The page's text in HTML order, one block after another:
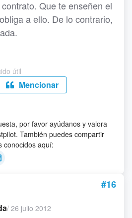
Que te enseñen el
a ello. De lo contrario,
útil
Mencionar
por favor ayúdanos y valora
También puedes compartir
conocidos aquí:
#16
/ 26 julio 2012